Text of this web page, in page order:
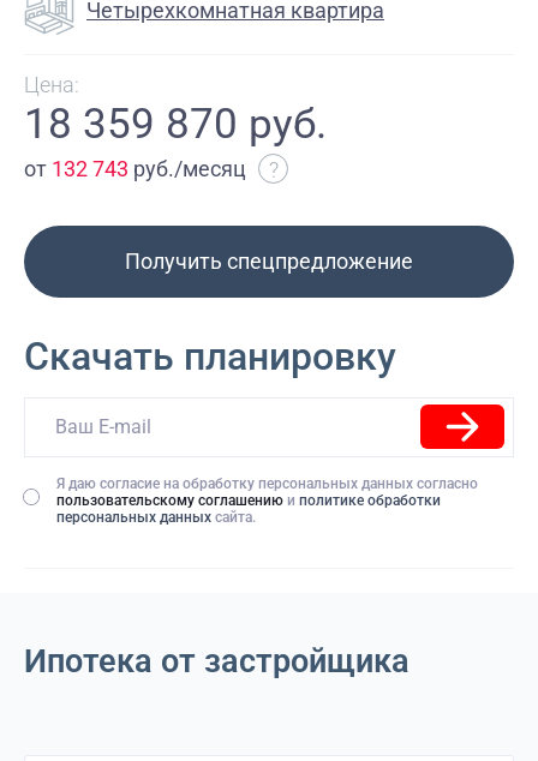
Четырехкомнатная квартира
Цена:
18 359 870 руб.
от 132 743 руб./месяц ?
Получить спецпредложение
Скачать планировку
Я даю согласие на обработку персональных данных согласно
пользовательскому соглашению и политике обработки
персональных данных сайта.
Ипотека от застройщика